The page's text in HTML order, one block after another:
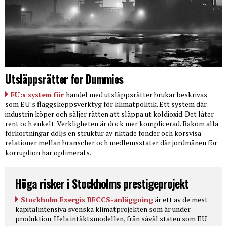
Utsläppsrätter for Dummies
EU:s system för handel med utsläppsrätter brukar beskrivas
som EU:s flaggskeppsverktyg för klimatpolitik. Ett system där
industrin köper och säljer rätten att släppa ut koldioxid. Det låter
rent och enkelt. Verkligheten är dock mer komplicerad. Bakom alla
förkortningar döljs en struktur av riktade fonder och korsvisa
relationer mellan branscher och medlemsstater där jordmånen för
korruption har optimerats.
Höga risker i Stockholms prestigeprojekt
Stockholm Exergis BECCS-anläggningär ett av de mest
kapitalintensiva svenska klimatprojekten som är under
produktion. Hela intäktsmodellen, från såväl staten som EU